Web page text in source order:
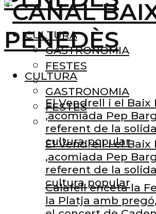
CULTURA
GASTRONOMIA
FESTES
El Vendrell i el Baix
,acomiada Pep
referent de la
cultura popular
Calafell enceta la
la Platja amb
CULTURA
GASTRONOMIA
FESTES
El Vendrell i el Baix
,acomiada Pep
referent de la
cultura popular